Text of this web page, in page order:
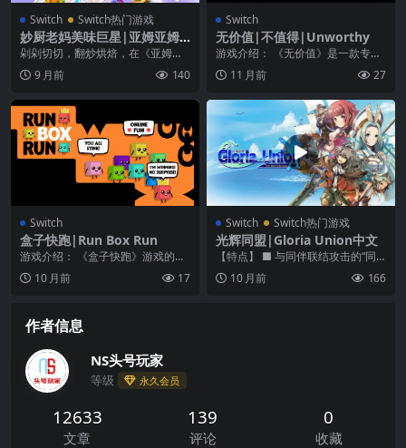
Switch Switch热门游戏
妙厨老妈美味巨星|亚姆亚姆
料理巨星|Yum Yum Cookst
剁剁切切，翻炒烘焙，在《亚姆亚
姆料理巨星》中烹出超过 70 种独特
食谱。参加主厨...
9 月前 140
Switch
无价值|不值得|Unworthy
游戏介绍： 《无价值》是一款专注
于战斗的无跳跃平台游戏。扮演战
士，从坟墓中复活。...
11 月前 27
Switch
盒子快跑|Run Box Run
游戏介绍： 《盒子快跑》游戏的画
面依旧十分检点，角色都是各种不
同颜色的盒子，颇有...
10 月前 17
Switch Switch热门游戏
光辉同盟|Gloria Union中文
【特点】 ■ 与同伴联结攻击的“同
盟系统”！ 搭载了根据场上角色配置
的不同， 最...
10 月前 166
作者信息
NS头号玩家
等级 永久会员
12633
文章
139
评论
0
收藏